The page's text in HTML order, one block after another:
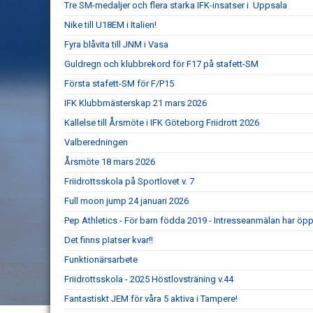
Tre SM-medaljer och flera starka IFK-insatser i Uppsala
Nike till U18EM i Italien!
Fyra blåvita till JNM i Vasa
Guldregn och klubbrekord för F17 på stafett-SM
Första stafett-SM för F/P15
IFK Klubbmästerskap 21 mars 2026
Kallelse till Årsmöte i IFK Göteborg Friidrott 2026
Valberedningen
Årsmöte 18 mars 2026
Friidrottsskola på Sportlovet v. 7
Full moon jump 24 januari 2026
Pep Athletics - För barn födda 2019 - Intresseanmälan har
Det finns pIatser kvar!!
Funktionärsarbete
Friidrottsskola - 2025 Höstlovsträning v.44
Fantastiskt JEM för våra 5 aktiva i Tampere!